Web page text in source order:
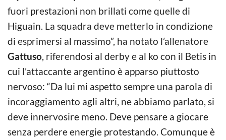
fuori prestazioni non brillati come quelle di
Higuain. La squadra deve metterlo in condizione
di esprimersi al massimo”, ha notato l’allenatore
Gattuso, riferendosi al derby e al ko con il Betis in
cui l’attaccante argentino è apparso piuttosto
nervoso: “Da lui mi aspetto sempre una parola di
incoraggiamento agli altri, ne abbiamo parlato, si
deve innervosire meno. Deve pensare a giocare
senza perdere energie protestando. Comunque è